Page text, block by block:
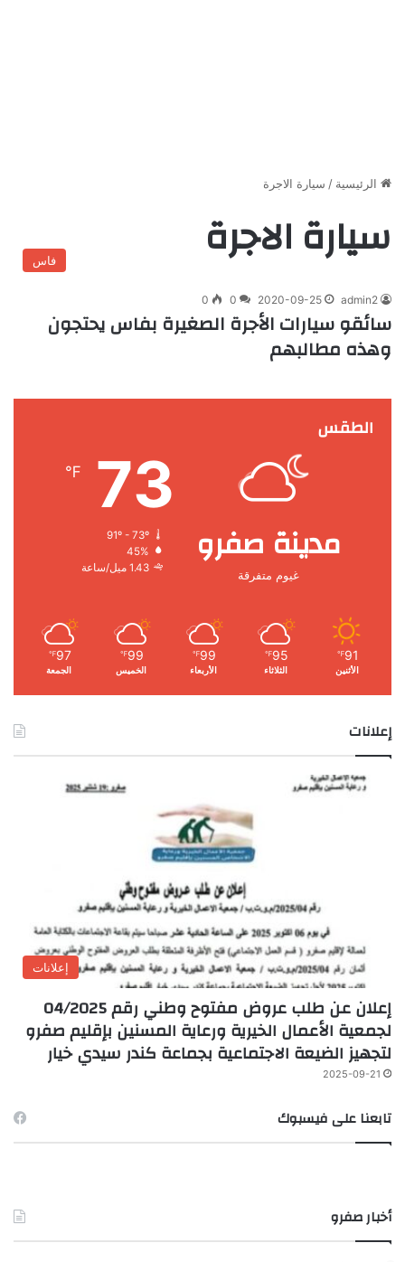
الرئيسية / سيارة الاجرة
سيارة الاجرة فاس
admin2
2020-09-25
0
0
سائقو سيارات الأجرة الصغيرة بفاس يحتجون
وهذه مطالبهم
الطقس
مدينة صفرو
غيوم متفرقة
73
℉
91º - 73º
45%
1.43 ميل/ساعة
91
℉
الأثنين
95
℉
الثلاثاء
99
℉
الأربعاء
99
℉
الخميس
97
℉
الجمعة
إعلانات
إعلانات
إعلان عن طلب عروض مفتوح وطني رقم 04/2025
لجمعية الأعمال الخيرية ورعاية المسنين بإقليم صفرو
لتجهيز الضيعة الاجتماعية بجماعة كندر سيدي خيار
2025-09-21
تابعنا على فيسبوك
أخبار صفرو